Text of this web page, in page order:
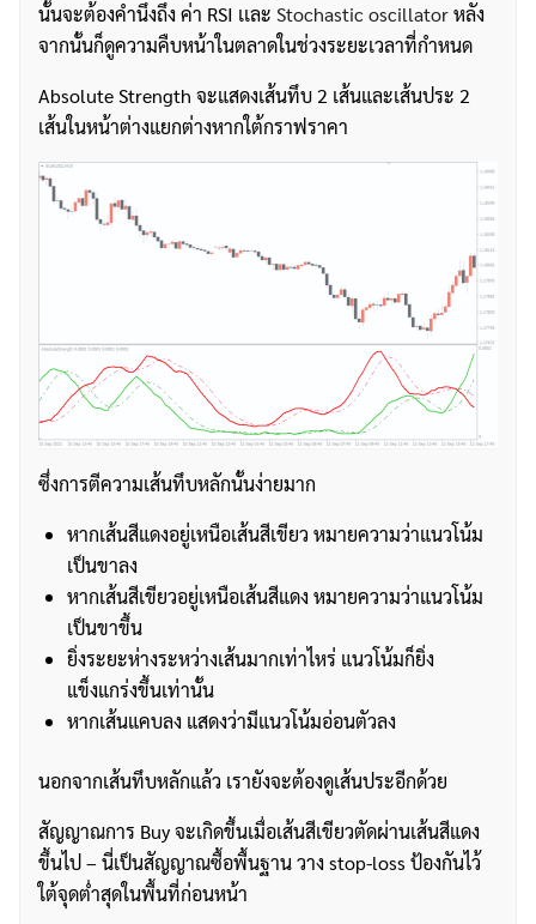
นั้นจะต้องคำนึงถึง ค่า RSI เเละ Stochastic oscillatorหลัง
จากนั้นก็ดูความคืบหน้าในตลาดในช่วงระยะเวลาที่กำหนด
Absolute Strength จะแสดงเส้นทึบ 2 เส้นและเส้นประ 2
เส้นในหน้าต่างแยกต่างหากใต้กราฟราคา
ซึ่งการตีความเส้นทึบหลักนั้นง่ายมาก
หากเส้นสีแดงอยู่เหนือเส้นสีเขียว หมายความว่าแนวโน้ม
เป็นขาลง
หากเส้นสีเขียวอยู่เหนือเส้นสีแดง หมายความว่าแนวโน้ม
เป็นขาขึ้น
ยิ่งระยะห่างระหว่างเส้นมากเท่าไหร่ แนวโน้มก็ยิ่ง
แข็งแกร่งขึ้นเท่านั้น
หากเส้นแคบลง แสดงว่ามีแนวโน้มอ่อนตัวลง
นอกจากเส้นทึบหลักแล้ว เรายังจะต้องดูเส้นประอีกด้วย
สัญญาณการ Buy จะเกิดขึ้นเมื่อเส้นสีเขียวตัดผ่านเส้นสีแดง
ขึ้นไป – นี่เป็นสัญญาณซื้อพื้นฐาน วาง stop-loss ป้องกันไว้
ใต้จุดต่ำสุดในพื้นที่ก่อนหน้า